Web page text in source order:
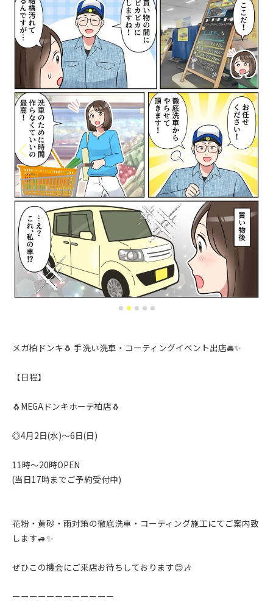
メガ柏ドンキ🐧 手洗い洗車・コーティングイベント出店🚘✨️
【日程】
🐧MEGAドンキホーテ柏店🐧
◎4月2日(水)〜6日(日)
11時〜20時OPEN
(当日17時までご予約受付中)
花粉・黄砂・雨対策の徹底洗車・コーティング施工にてご案内致
します🚙✨️
ぜひこの機会にご来店お待ちしております😊🎶
ーーーーーーーーーーーー